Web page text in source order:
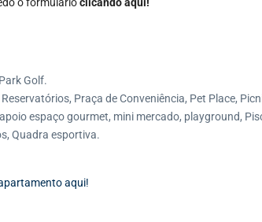
Golf.
Praça de Conveniência, Pet Place,
espaço gourmet, mini mercado, playground,
Quadra esportiva.
aqui!